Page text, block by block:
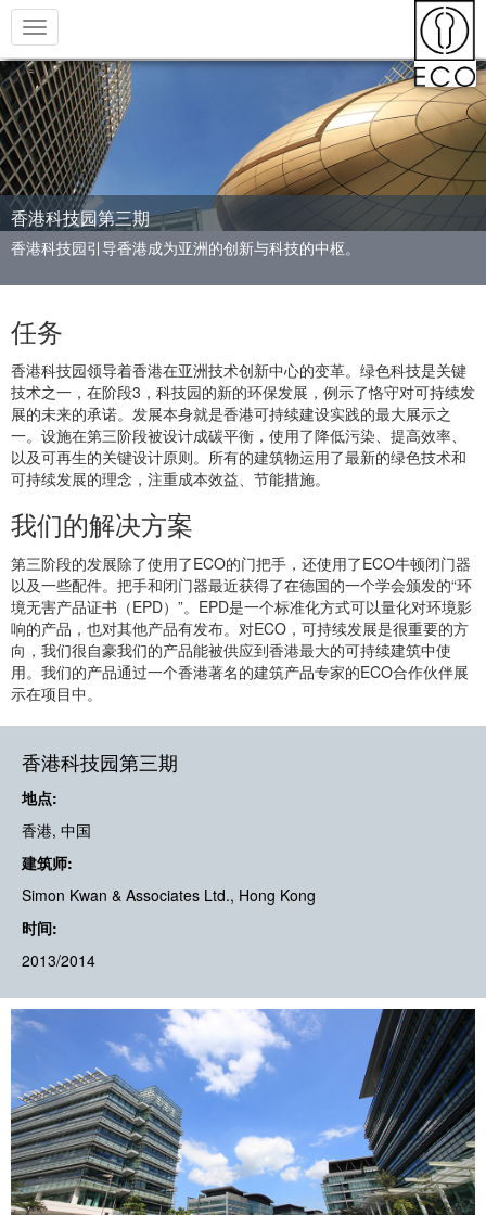
Toggle
navigation
香港科技园第三期
香港科技园引导香港成为亚洲的创新与科技的中枢。
任务
香港科技园领导着香港在亚洲技术创新中心的变革。绿色科技是关键
技术之一，在阶段3，科技园的新的环保发展，例示了恪守对可持续发
展的未来的承诺。发展本身就是香港可持续建设实践的最大展示之
一。设施在第三阶段被设计成碳平衡，使用了降低污染、提高效率、
以及可再生的关键设计原则。所有的建筑物运用了最新的绿色技术和
可持续发展的理念，注重成本效益、节能措施。
我们的解决方案
第三阶段的发展除了使用了ECO的门把手，还使用了ECO牛顿闭门器
以及一些配件。把手和闭门器最近获得了在德国的一个学会颁发的“环
境无害产品证书（EPD）”。EPD是一个标准化方式可以量化对环境影
响的产品，也对其他产品有发布。对ECO，可持续发展是很重要的方
向，我们很自豪我们的产品能被供应到香港最大的可持续建筑中使
用。我们的产品通过一个香港著名的建筑产品专家的ECO合作伙伴展
示在项目中。
香港科技园第三期
地点:
香港, 中国
建筑师:
Simon Kwan & Associates Ltd., Hong Kong
时间:
2013/2014